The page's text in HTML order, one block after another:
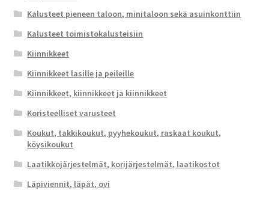
Kalusteet pieneen taloon, minitaloon sekä asuinkonttiin
Kalusteet toimistokalusteisiin
Kiinnikkeet
Kiinnikkeet lasille ja peileille
Kiinnikkeet, kiinnikkeet ja kiinnikkeet
Koristeelliset varusteet
Koukut, takkikoukut, pyyhekoukut, raskaat koukut,
köysikoukut
Laatikkojärjestelmät, korijärjestelmät, laatikostot
Läpiviennit, läpät, ovi